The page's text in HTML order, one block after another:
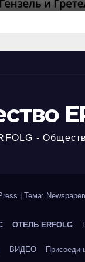
-
Тема:
ОТЕЛЬ ERFOLG
ВИДЕО